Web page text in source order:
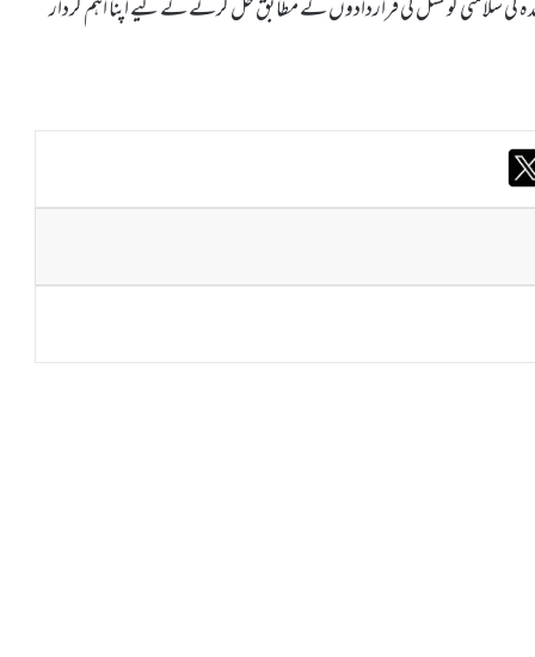
کی سلامتی کونسل کی قراردادوں کے مطابق حل کرنے کے لیے اپنا اہم کردار